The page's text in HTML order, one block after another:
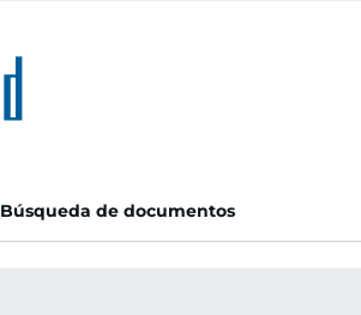
Búsqueda de documentos